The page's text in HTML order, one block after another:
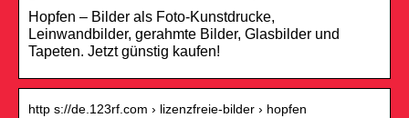
Hopfen – Bilder als Foto-Kunstdrucke,
Leinwandbilder, gerahmte Bilder, Glasbilder und
Tapeten. Jetzt günstig kaufen!
http s://de.123rf.com › lizenzfreie-bilder › hopfen